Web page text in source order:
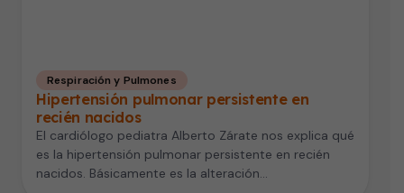
Respiración y Pulmones
Hipertensión pulmonar persistente en
recién nacidos
El cardiólogo pediatra Alberto Zárate nos explica qué
es la hipertensión pulmonar persistente en recién
nacidos. Básicamente es la alteración…